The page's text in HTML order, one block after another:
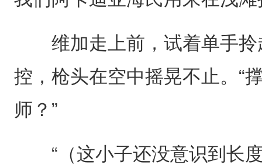
维加走上前，试着单手拎
控，枪头在空中摇晃不止。“
师？”
“（这小子还没意识到长度